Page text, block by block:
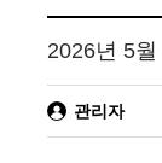
2026년 5
관리자